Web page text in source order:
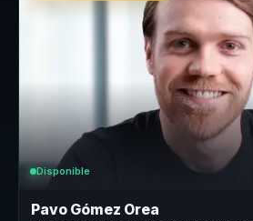
Disponible
Pavo Gómez Orea